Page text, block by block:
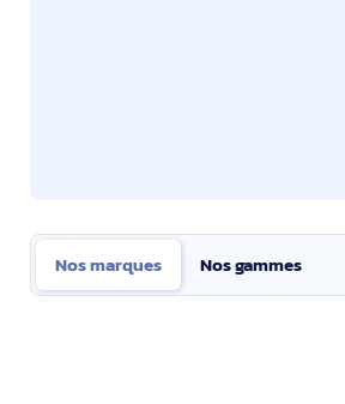
Nos marques Nos gammes